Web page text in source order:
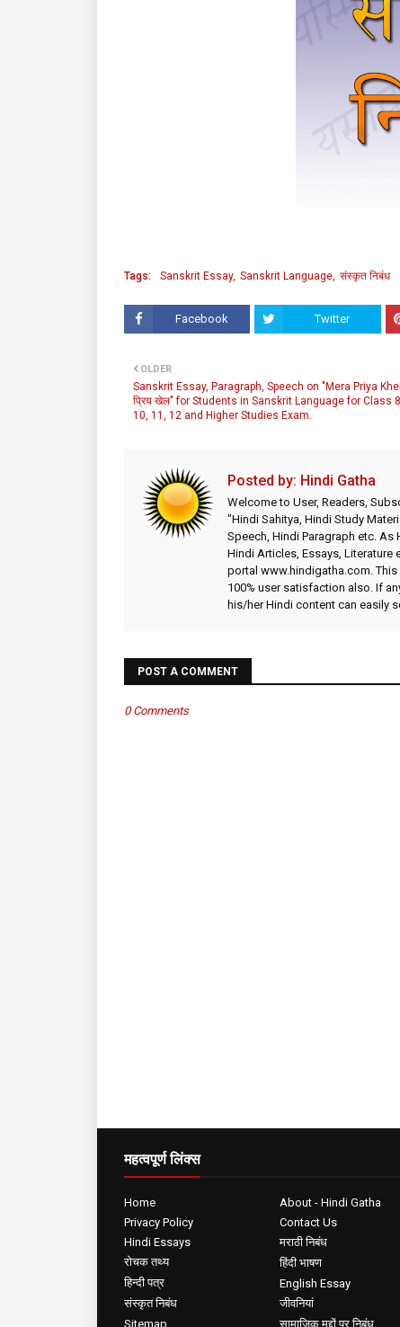
Tags: Sanskrit Essay Sanskrit Language संस्कृत निबंध
Facebook Twitter
OLDER
Sanskrit Essay, Paragraph, Speech on "Mera Priya
प्रिय खेल" for Students in Sanskrit Language for Class
10, 11, 12 and Higher Studies Exam.
Posted by: Hindi Gatha
Welcome to User, Readers,
"Hindi Sahitya, Hindi Study
Speech, Hindi Paragraph etc.
Hindi Articles, Essays, Literature
portal www.hindigatha.com.
100% user satisfaction also. If
his/her Hindi content can easily
POST A COMMENT
0 Comments
महत्वपूर्ण लिंक्स
Home
About - Hindi Gatha
Privacy Policy
Contact Us
Hindi Essays
मराठी निबंध
रोचक तथ्य
हिंदी भाषण
हिन्दी पत्र
English Essay
संस्कृत निबंध
जीवनियां
Sitemap
सामाजिक मुद्दों पर निबंध